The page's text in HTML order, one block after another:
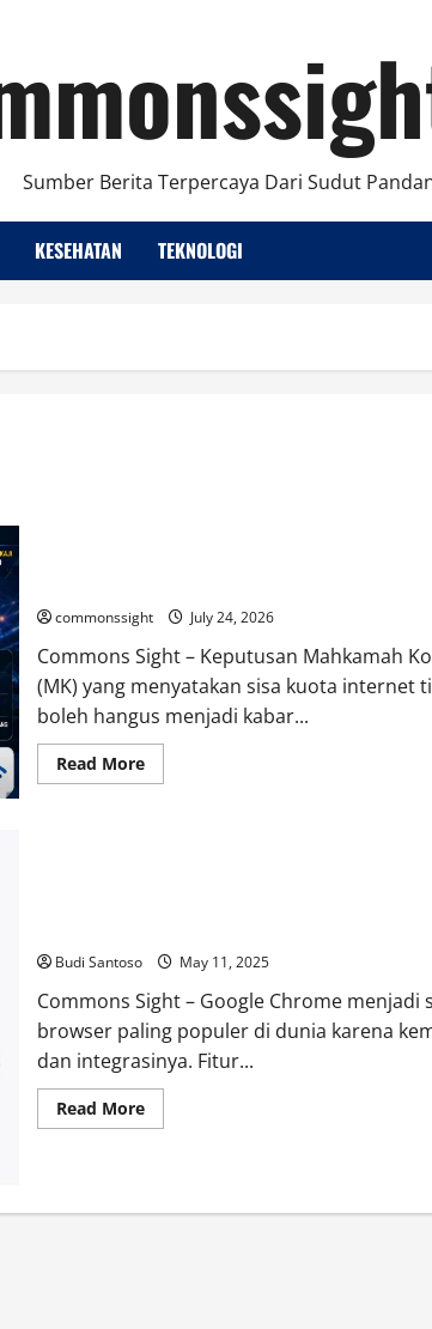
Sumber Berita Terpercaya Dari Sudut
KESEHATAN TEKNOLOGI
commonssight July 24, 2026
Commons Sight – Keputusan Mahkamah
(MK) yang menyatakan sisa kuota internet
boleh hangus menjadi kabar...
Read MoreRead
more
dan
Tetap
Bisa
Digunakan
Budi Santoso May 11, 2025
Commons Sight – Google Chrome menjadi
browser paling populer di dunia karena
dan integrasinya. Fitur...
Read MoreRead
more
Password